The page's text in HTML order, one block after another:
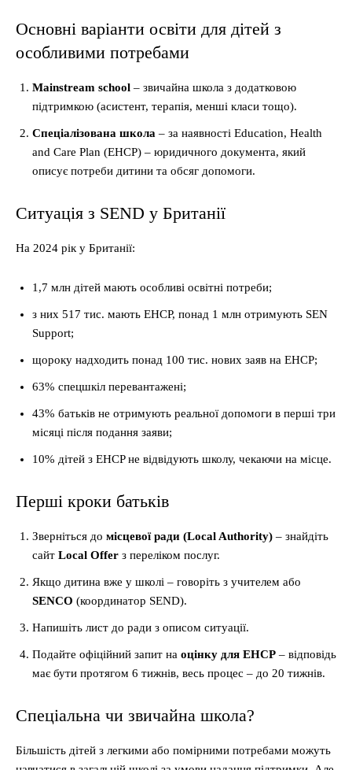
Основні варіанти освіти для дітей з
особливими потребами
Mainstream school – звичайна школа з додатковою
підтримкою (асистент, терапія, менші класи тощо).
Спеціалізована школа – за наявності Education, Health
and Care Plan (EHCP) – юридичного документа, який
описує потреби дитини та обсяг допомоги.
Ситуація з SEND у Британії
На 2024 рік у Британії:
1,7 млн дітей мають особливі освітні потреби;
з них 517 тис. мають EHCP, понад 1 млн отримують SEN
Support;
щороку надходить понад 100 тис. нових заяв на EHCP;
63% спецшкіл перевантажені;
43% батьків не отримують реальної допомоги в перші три
місяці після подання заяви;
10% дітей з EHCP не відвідують школу, чекаючи на місце.
Перші кроки батьків
Зверніться до місцевої ради (Local Authority) – знайдіть
сайт Local Offer з переліком послуг.
Якщо дитина вже у школі – говоріть з учителем або
SENCO (координатор SEND).
Напишіть лист до ради з описом ситуації.
Подайте офіційний запит на оцінку для EHCP – відповідь
має бути протягом 6 тижнів, весь процес – до 20 тижнів.
Спеціальна чи звичайна школа?
Більшість дітей з легкими або помірними потребами можуть